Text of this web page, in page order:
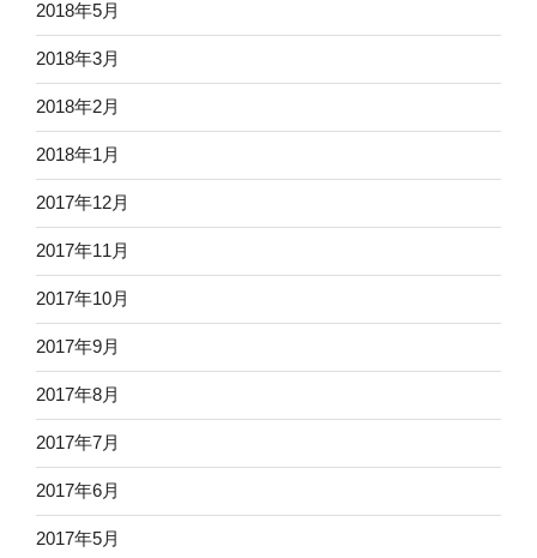
2018年5月
2018年3月
2018年2月
2018年1月
2017年12月
2017年11月
2017年10月
2017年9月
2017年8月
2017年7月
2017年6月
2017年5月